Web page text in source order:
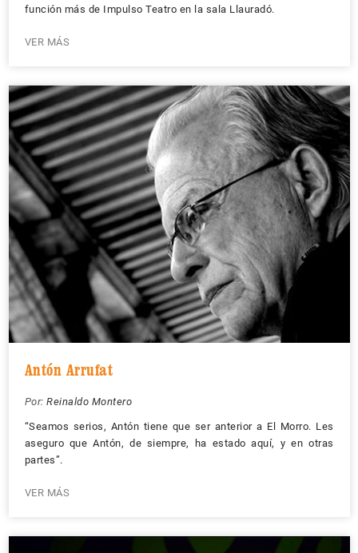
función más de Impulso Teatro en la sala Llauradó.
VER MÁS
Antón Arrufat
Por: Reinaldo Montero
“Seamos serios, Antón tiene que ser anterior a El Morro. Les
aseguro que Antón, de siempre, ha estado aquí, y en otras
partes”.
VER MÁS